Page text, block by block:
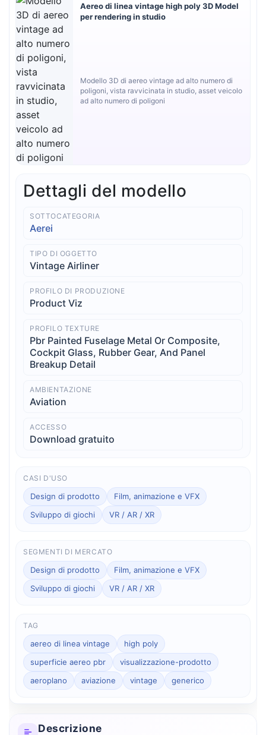
Aereo di linea vintage high poly 3D Model
per rendering in studio
Modello 3D di aereo vintage ad alto numero di
poligoni, vista ravvicinata in studio, asset veicolo
ad alto numero di poligoni
Dettagli del modello
SOTTOCATEGORIA
Aerei
TIPO DI OGGETTO
Vintage Airliner
PROFILO DI PRODUZIONE
Product Viz
PROFILO TEXTURE
Pbr Painted Fuselage Metal Or Composite,
Cockpit Glass, Rubber Gear, And Panel
Breakup Detail
AMBIENTAZIONE
Aviation
ACCESSO
Download gratuito
CASI D'USO
Design di prodotto
Film, animazione e VFX
Sviluppo di giochi
VR / AR / XR
SEGMENTI DI MERCATO
Design di prodotto
Film, animazione e VFX
Sviluppo di giochi
VR / AR / XR
TAG
aereo di linea vintage
high poly
superficie aereo pbr
visualizzazione-prodotto
aeroplano
aviazione vintage generico
Descrizione